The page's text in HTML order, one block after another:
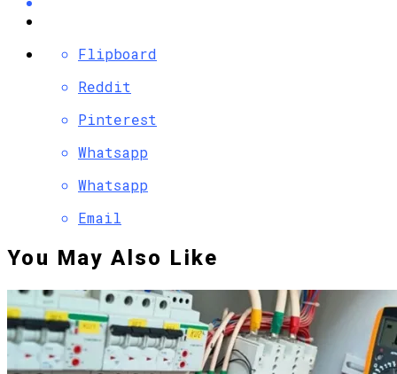
Flipboard
Reddit
Pinterest
Whatsapp
Whatsapp
Email
You May Also Like